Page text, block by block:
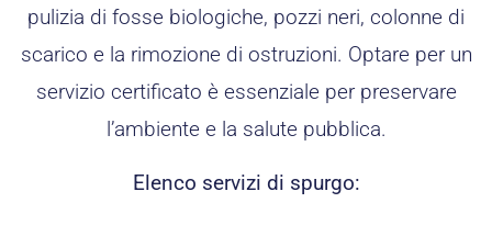
pulizia di fosse biologiche, pozzi neri, colonne di
scarico e la rimozione di ostruzioni. Optare per un
servizio certificato è essenziale per preservare
l’ambiente e la salute pubblica.
Elenco servizi di spurgo: